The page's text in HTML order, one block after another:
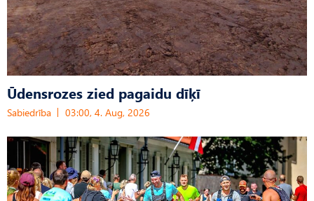
Ūdensrozes zied pagaidu dīķī
Sabiedrība 03:00, 4. Aug, 2026